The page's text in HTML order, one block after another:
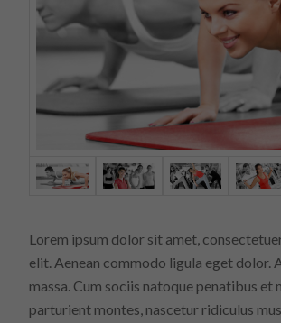
Lorem ipsum dolor sit amet,
elit. Aenean commodo ligula eget dolor.
massa. Cum sociis natoque penatibus et
parturient montes, nascetur ridiculus